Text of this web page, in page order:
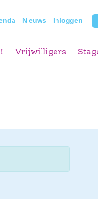
Nieuws Inloggen
Vrijwilligers